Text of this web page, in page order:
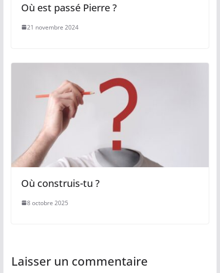
Où est passé Pierre ?
21 novembre 2024
Où construis-tu ?
8 octobre 2025
Laisser un commentaire